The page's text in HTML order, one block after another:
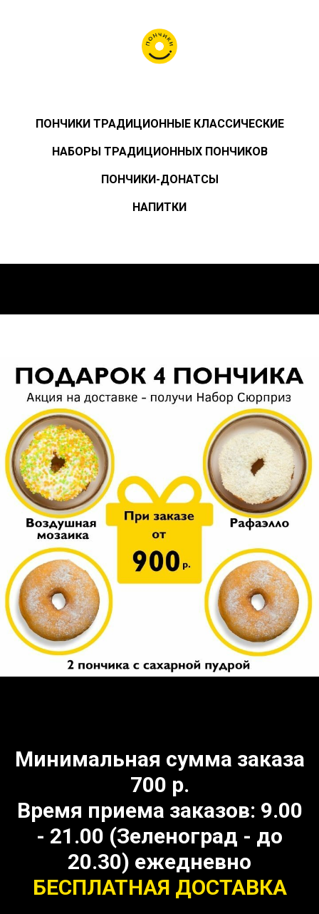
ПОНЧИКИ ТРАДИЦИОННЫЕ КЛАССИЧЕСКИЕ
НАБОРЫ ТРАДИЦИОННЫХ ПОНЧИКОВ
ПОНЧИКИ-ДОНАТСЫ
НАПИТКИ
Минимальная сумма заказа
700 р.
Время приема заказов: 9.00
- 21.00 (Зеленоград - до
20.30) ежедневно
БЕСПЛАТНАЯ ДОСТАВКА